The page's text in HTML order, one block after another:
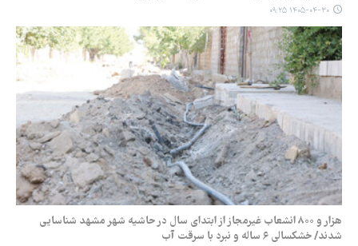
۱۴۰۵-۰۴-۳۰ ۰۹:۲۵
هزار و ۸۰۰ انشعاب غیرمجاز از ابتدای سال در حاشیه شهر مشهد شناسایی
شدند/ خشکسالی ۶ ساله و نبرد با سرقت آب